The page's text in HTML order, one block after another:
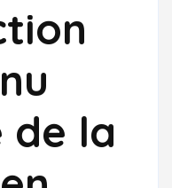
de la